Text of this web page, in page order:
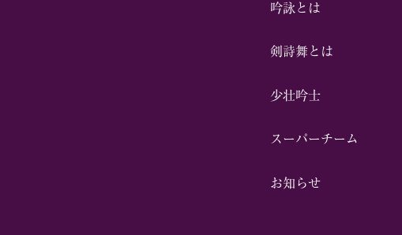
吟詠とは
剣詩舞とは
少壮吟⼠
スーパーチーム
お知らせ